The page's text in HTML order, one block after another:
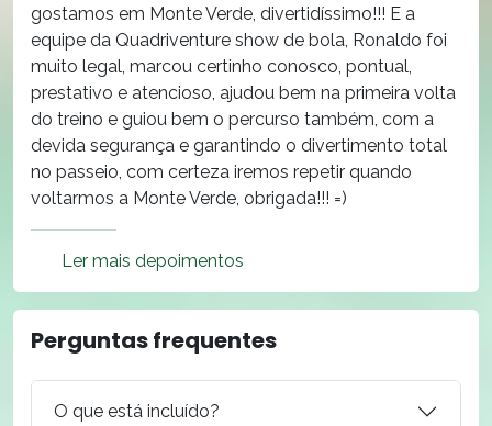
gostamos em Monte Verde, divertidíssimo!!! E a
equipe da Quadriventure show de bola, Ronaldo foi
muito legal, marcou certinho conosco, pontual,
prestativo e atencioso, ajudou bem na primeira volta
do treino e guiou bem o percurso também, com a
devida segurança e garantindo o divertimento total
no passeio, com certeza iremos repetir quando
voltarmos a Monte Verde, obrigada!!! =)
Ler mais depoimentos
Perguntas frequentes
O que está incluído?